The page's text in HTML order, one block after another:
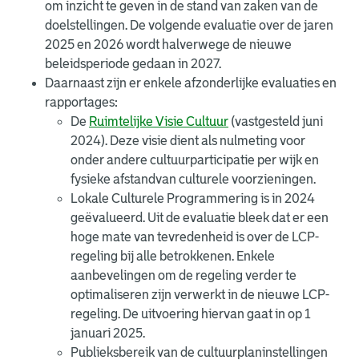
om inzicht te geven in de stand van zaken van de
doelstellingen. De volgende evaluatie over de jaren
2025 en 2026 wordt halverwege de nieuwe
beleidsperiode gedaan in 2027.
Daarnaast zijn er enkele afzonderlijke evaluaties en
rapportages:
De Ruimtelijke Visie Cultuur (vastgesteld juni
2024). Deze visie dient als nulmeting voor
onder andere cultuurparticipatie per wijk en
fysieke afstandvan culturele voorzieningen.
Lokale Culturele Programmering is in 2024
geëvalueerd. Uit de evaluatie bleek dat er een
hoge mate van tevredenheid is over de LCP-
regeling bij alle betrokkenen. Enkele
aanbevelingen om de regeling verder te
optimaliseren zijn verwerkt in de nieuwe LCP-
regeling. De uitvoering hiervan gaat in op 1
januari 2025.
Publieksbereik van de cultuurplaninstellingen